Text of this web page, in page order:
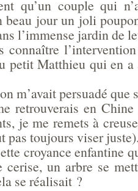
qu’un couple qui
beau jour un joli
l’immense jardin de
connaître
petit Matthieu qui en a
m’avait persuadé que
retrouverais en
je me remets à
pas toujours viser
croyance enfantine
cerise, un arbre se
se réalisait ?